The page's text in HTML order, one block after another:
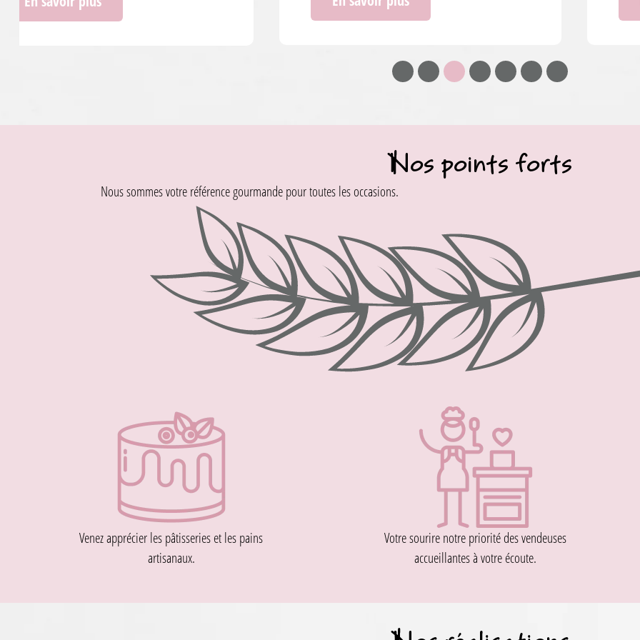
Nos points forts
Nous sommes votre référence gourmande pour toutes les occasions.
Venez apprécier les pâtisseries et les pains
artisanaux.
Votre sourire notre priorité des vendeuses
accueillantes à votre écoute.